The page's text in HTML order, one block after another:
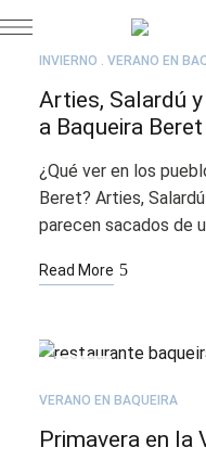
09
INVIERNO VERANO EN
Arties, Salardú
a Baqueira Beret
¿Qué ver en los
Beret? Arties,
parecen sacados de
Read More
27
VERANO EN BAQUEIRA
Primavera en la